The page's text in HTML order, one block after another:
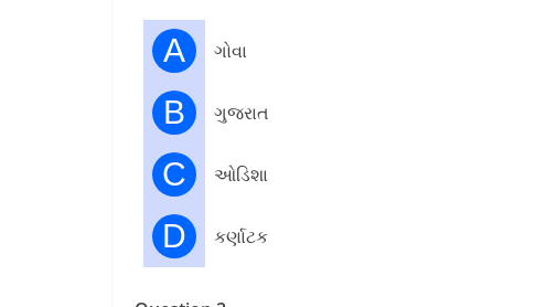
A ગોવા
B ગુજરાત
C ઓડિશા
D કર્ણાટક